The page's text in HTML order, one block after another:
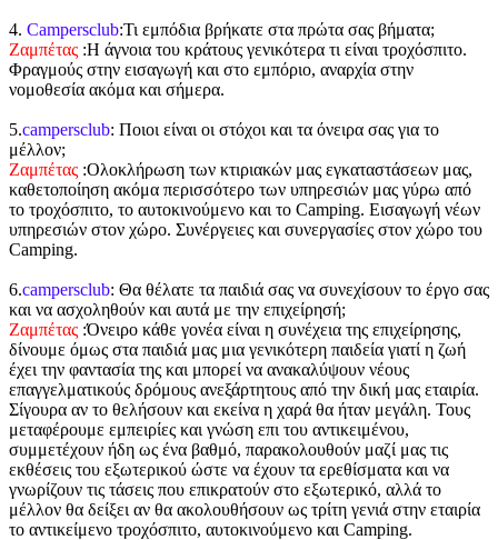
4. Campersclub:Τι εμπόδια βρήκατε στα πρώτα σας βήματα;
Ζαμπέτας :Η άγνοια του κράτους γενικότερα τι είναι τροχόσπιτο.
Φραγμούς στην εισαγωγή και στο εμπόριο, αναρχία στην
νομοθεσία ακόμα και σήμερα.
5.campersclub: Ποιοι είναι οι στόχοι και τα όνειρα σας για το
μέλλον;
Ζαμπέτας :Ολοκλήρωση των κτιριακών μας εγκαταστάσεων μας,
καθετοποίηση ακόμα περισσότερο των υπηρεσιών μας γύρω από
το τροχόσπιτο, το αυτοκινούμενο και το Camping. Εισαγωγή νέων
υπηρεσιών στον χώρο. Συνέργειες και συνεργασίες στον χώρο του
Camping.
6.campersclub: Θα θέλατε τα παιδιά σας να συνεχίσουν το έργο σας
και να ασχοληθούν και αυτά με την επιχείρησή;
Ζαμπέτας :Όνειρο κάθε γονέα είναι η συνέχεια της επιχείρησης,
δίνουμε όμως στα παιδιά μας μια γενικότερη παιδεία γιατί η ζωή
έχει την φαντασία της και μπορεί να ανακαλύψουν νέους
επαγγελματικούς δρόμους ανεξάρτητους από την δική μας εταιρία.
Σίγουρα αν το θελήσουν και εκείνα η χαρά θα ήταν μεγάλη. Τους
μεταφέρουμε εμπειρίες και γνώση επι του αντικειμένου,
συμμετέχουν ήδη ως ένα βαθμό, παρακολουθούν μαζί μας τις
εκθέσεις του εξωτερικού ώστε να έχουν τα ερεθίσματα και να
γνωρίζουν τις τάσεις που επικρατούν στο εξωτερικό, αλλά το
μέλλον θα δείξει αν θα ακολουθήσουν ως τρίτη γενιά στην εταιρία
το αντικείμενο τροχόσπιτο, αυτοκινούμενο και Camping.